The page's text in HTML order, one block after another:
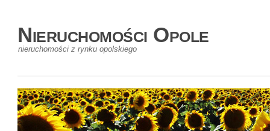
Nieruchomości Opole
nieruchomości z rynku opolskiego